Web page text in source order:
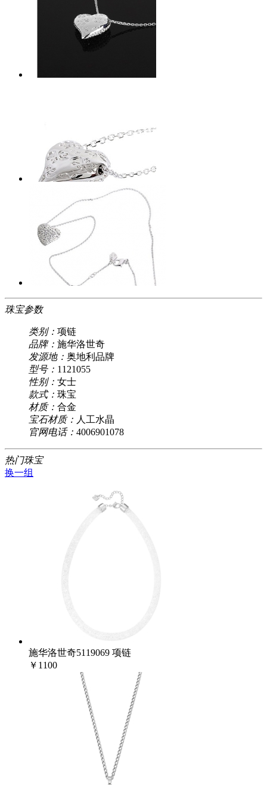
珠宝参数
类别： 项链
品牌： 施华洛世奇
发源地： 奥地利品牌
型号： 1121055
性别： 女士
款式： 珠宝
材质： 合金
宝石材质： 人工水晶
官网电话： 4006901078
热门珠宝
换一组
施华洛世奇5119069 项链
￥1100